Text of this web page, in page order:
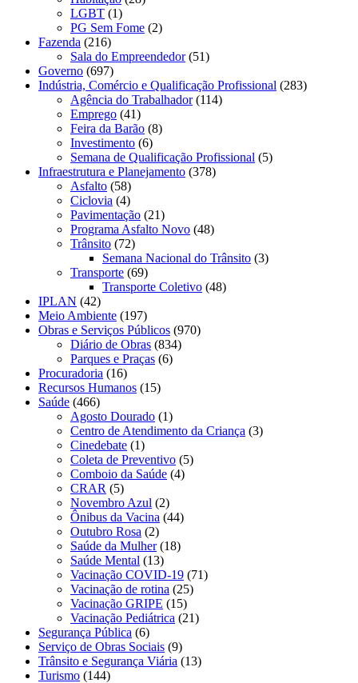
LGBT (1)
PG Sem Fome (2)
Fazenda (216)
Sala do Empreendedor(51)
Governo (697)
Indústria, Comércio e Qualificação Profissional (283)
Agência do Trabalhador(114)
Emprego (41)
Feira da Barão (8)
Investimento (6)
Semana de Qualificação Profissional (5)
Infraestrutura e Planejamento (378)
Asfalto (58)
Ciclovia (4)
Pavimentação (21)
Programa Asfalto Novo (48)
Trânsito (72)
Semana Nacional do Trânsito (3)
Transporte (69)
Transporte Coletivo (48)
IPLAN (42)
Meio Ambiente (197)
Obras e Serviços Públicos (970)
Diário de Obras (834)
Parques e Praças (6)
Procuradoria (16)
Recursos Humanos (15)
Saúde (466)
Agosto Dourado (1)
Centro de Atendimento da Criança (3)
Cinedebate (1)
Coleta de Preventivo (5)
Comboio da Saúde (4)
CRAR (5)
Novembro Azul (2)
Ônibus da Vacina (44)
Outubro Rosa (2)
Saúde da Mulher(18)
Saúde Mental (13)
Vacinação COVID-19 (71)
Vacinação de rotina (25)
Vacinação GRIPE (15)
Vacinação Pediátrica (21)
Segurança Pública (6)
Serviço de Obras Sociais (9)
Trânsito e Segurança Viária (13)
Turismo (144)